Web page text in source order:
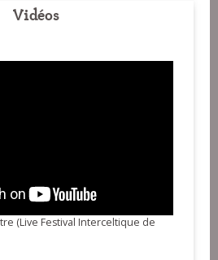
(bourrée 3 temps)
Amusons-nous les filles (rond de
Vidéos
(Live Festival Interceltique de